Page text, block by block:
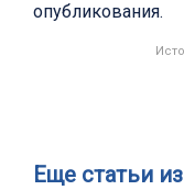
опубликования.
Еще статьи